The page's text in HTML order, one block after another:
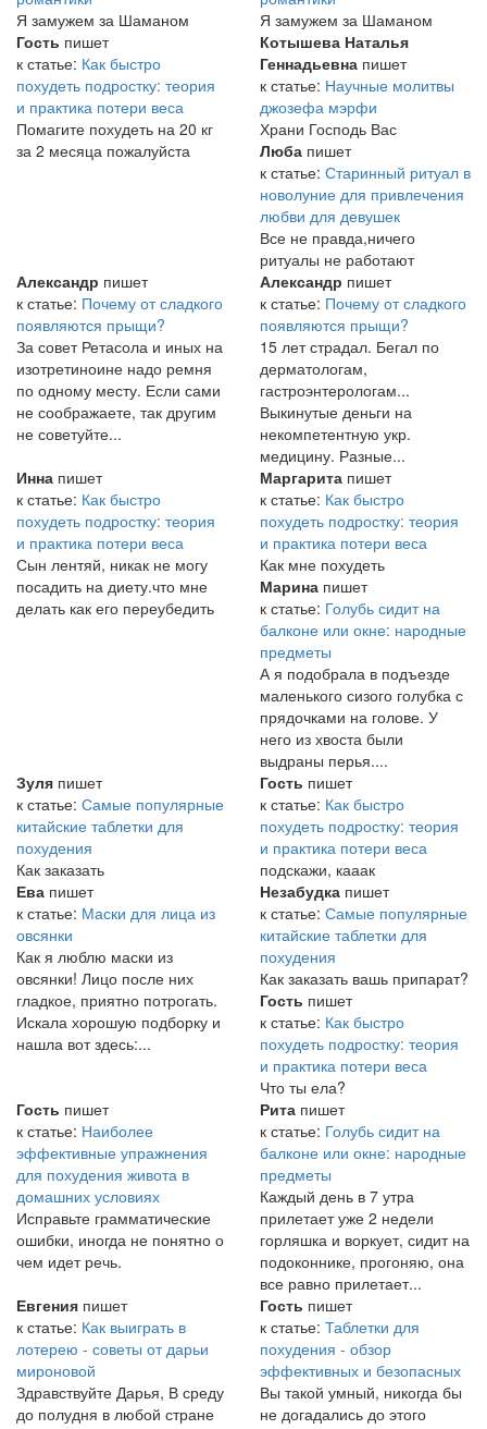
Я замужем за Шаманом
Я замужем за Шаманом
Гость пишет
к статье: Как быстро
похудеть подростку: теория
и практика потери веса
Помагите похудеть на 20 кг
за 2 месяца пожалуйста
Котышева Наталья
Геннадьевна пишет
к статье: Научные молитвы
джозефа мэрфи
Храни Господь Вас
Люба пишет
к статье: Старинный ритуал в
новолуние для привлечения
любви для девушек
Все не правда,ничего
ритуалы не работают
Александр пишет
к статье: Почему от сладкого
появляются прыщи?
За совет Ретасола и иных на
изотретиноине надо ремня
по одному месту. Если сами
не соображаете, так другим
не советуйте...
Александр пишет
к статье: Почему от сладкого
появляются прыщи?
15 лет страдал. Бегал по
дерматологам,
гастроэнтерологам...
Выкинутые деньги на
некомпетентную укр.
медицину. Разные...
Инна пишет
к статье: Как быстро
похудеть подростку: теория
и практика потери веса
Сын лентяй, никак не могу
посадить на диету.что мне
делать как его переубедить
Маргарита пишет
к статье: Как быстро
похудеть подростку: теория
и практика потери веса
Как мне похудеть
Марина пишет
к статье: Голубь сидит на
балконе или окне: народные
предметы
А я подобрала в подъезде
маленького сизого голубка с
прядочками на голове. У
него из хвоста были
выдраны перья....
Зуля пишет
к статье: Самые популярные
китайские таблетки для
похудения
Как заказать
Гость пишет
к статье: Как быстро
похудеть подростку: теория
и практика потери веса
подскажи, кааак
Ева пишет
к статье: Маски для лица из
овсянки
Как я люблю маски из
овсянки! Лицо после них
гладкое, приятно потрогать.
Искала хорошую подборку и
нашла вот здесь:...
Незабудка пишет
к статье: Самые популярные
китайские таблетки для
похудения
Как заказать вашь припарат?
Гость пишет
к статье: Как быстро
похудеть подростку: теория
и практика потери веса
Что ты ела?
Гость пишет
к статье: Наиболее
эффективные упражнения
для похудения живота в
домашних условиях
Исправьте грамматические
ошибки, иногда не понятно о
чем идет речь.
Рита пишет
к статье: Голубь сидит на
балконе или окне: народные
предметы
Каждый день в 7 утра
прилетает уже 2 недели
горляшка и воркует, сидит на
подоконнике, прогоняю, она
все равно прилетает...
Евгения пишет
к статье: Как выиграть в
лотерею - советы от дарьи
мироновой
Здравствуйте Дарья, В среду
до полудня в любой стране
Гость пишет
к статье: Таблетки для
похудения - обзор
эффективных и безопасных
Вы такой умный, никогда бы
не догадались до этого